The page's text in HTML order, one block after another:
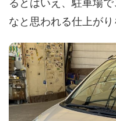
るとはいえ、駐車場
なと思われる仕上がり